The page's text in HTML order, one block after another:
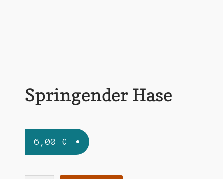
Springender Hase
6,00 €